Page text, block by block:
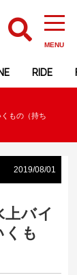
MENU
RIDE
もの（持ち
2019/08/01
バイ
も